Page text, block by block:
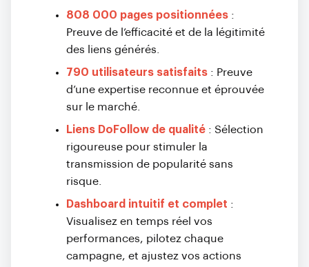
808 000 pages positionnées :
Preuve de l’efficacité et de la légitimité
des liens générés.
790 utilisateurs satisfaits : Preuve
d’une expertise reconnue et éprouvée
sur le marché.
Liens DoFollow de qualité : Sélection
rigoureuse pour stimuler la
transmission de popularité sans
risque.
Dashboard intuitif et complet :
Visualisez en temps réel vos
performances, pilotez chaque
campagne, et ajustez vos actions